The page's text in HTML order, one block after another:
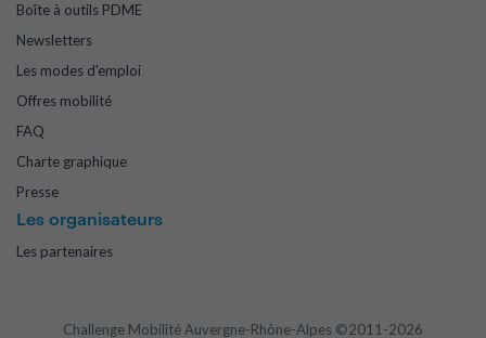
Boîte à outils PDME
Newsletters
Les modes d'emploi
Offres mobilité
FAQ
Charte graphique
Presse
Les organisateurs
Les partenaires
Challenge Mobilité Auvergne-Rhône-Alpes ©2011-2026